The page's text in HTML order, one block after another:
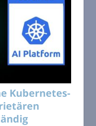
Kubernetes-